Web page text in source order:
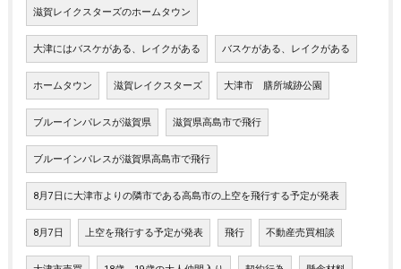
滋賀レイクスターズのホームタウン
大津にはバスケがある、レイクがある バスケがある、レイクがある
ホームタウン 滋賀レイクスターズ 大津市 膳所城跡公園
ブルーインパレスが滋賀県 滋賀県高島市で飛行
ブルーインパレスが滋賀県高島市で飛行
8月7日に大津市よりの隣市である高島市の上空を飛行する予定が発表
8月7日 上空を飛行する予定が発表 飛行 不動産売買相談